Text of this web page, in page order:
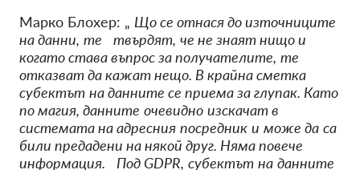
Марко Блохер: „ Що се отнася до източниците
на данни, те твърдят, че не знаят нищо и
когато става въпрос за получателите, те
отказват да кажат нещо. В крайна сметка
субектът на данните се приема за глупак. Като
по магия, данните очевидно изскачат в
системата на адресния посредник и може да са
били предадени на някой друг. Няма повече
информация.
Под GDPR, субектът на данните